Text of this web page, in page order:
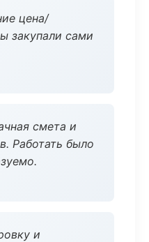
цена/
закупали сами
смета и
Работать было
и